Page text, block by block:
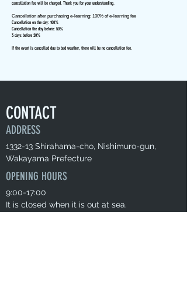
cancellation fee will be charged. Thank you for your understanding.
Cancellation after purchasing e-learning: 100% of e-learning fee
Cancellation on the day: 100%
Cancellation the day before: 50%
3 days before 20%
If the event is cancelled due to bad weather, there will be no cancellation fee.
CONTACT
ADDRESS
1332-13 Shirahama-cho, Nishimuro-gun,
Wakayama Prefecture
OPENING HOURS
9:00-17:00
It is closed when it is out at sea.